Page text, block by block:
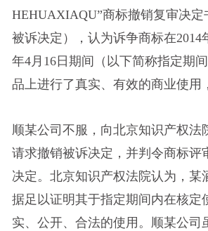
HEHUAXIAQU”商标撤销复审决
被诉决定），认为诉争商标在2014
年4月16日期间（以下简称指定期
品上进行了真实、有效的商业使用
顺某公司不服，向北京知识产权法
请求撤销被诉决定，并判令商标评
决定。北京知识产权法院认为，某
据足以证明其于指定期间内在核定
实、公开、合法的使用。顺某公司